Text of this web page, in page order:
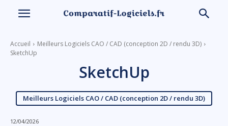
Accueil
Meilleurs Logiciels CAO / CAD (conception 2D / rendu 3D)
SketchUp
SketchUp
Meilleurs Logiciels CAO / CAD (conception 2D / rendu 3D)
12/04/2026